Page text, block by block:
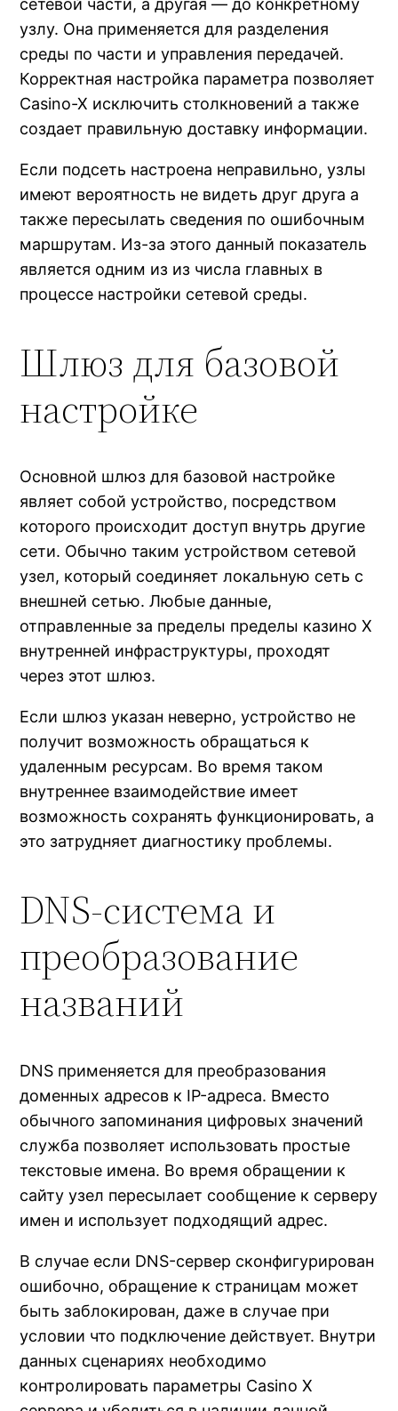
сетевой части, а другая — до конкретному
узлу. Она применяется для разделения
среды по части и управления передачей.
Корректная настройка параметра позволяет
Casino-X исключить столкновений а также
создает правильную доставку информации.
Если подсеть настроена неправильно, узлы
имеют вероятность не видеть друг друга а
также пересылать сведения по ошибочным
маршрутам. Из-за этого данный показатель
является одним из из числа главных в
процессе настройки сетевой среды.
Шлюз для базовой
настройке
Основной шлюз для базовой настройке
являет собой устройство, посредством
которого происходит доступ внутрь другие
сети. Обычно таким устройством сетевой
узел, который соединяет локальную сеть с
внешней сетью. Любые данные,
отправленные за пределы пределы казино Х
внутренней инфраструктуры, проходят
через этот шлюз.
Если шлюз указан неверно, устройство не
получит возможность обращаться к
удаленным ресурсам. Во время таком
внутреннее взаимодействие имеет
возможность сохранять функционировать, а
это затрудняет диагностику проблемы.
DNS-система и
преобразование
названий
DNS применяется для преобразования
доменных адресов к IP-адреса. Вместо
обычного запоминания цифровых значений
служба позволяет использовать простые
текстовые имена. Во время обращении к
сайту узел пересылает сообщение к серверу
имен и использует подходящий адрес.
В случае если DNS-сервер сконфигурирован
ошибочно, обращение к страницам может
быть заблокирован, даже в случае при
условии что подключение действует. Внутри
данных сценариях необходимо
контролировать параметры Casino X